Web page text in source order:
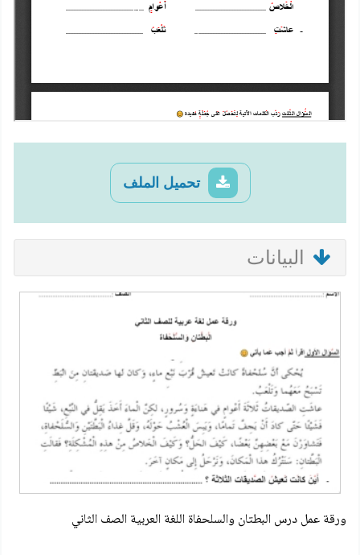
تحميل الملف
البيانات
ورقة عمل درس البطتان والسلحفاة اللغة العربية الصف الثاني